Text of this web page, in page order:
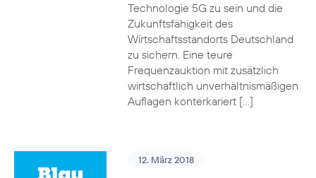
Technologie 5G zu sein und die
Zukunftsfähigkeit des
Wirtschaftsstandorts Deutschland
zu sichern. Eine teure
Frequenzauktion mit zusätzlich
wirtschaftlich unverhältnismäßigen
Auflagen konterkariert […]
12. März 2018